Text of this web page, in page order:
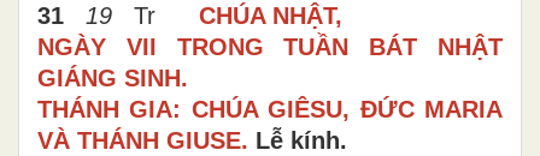
31 19 Tr CHÚA NHẬT,
NGÀY VII TRONG TUẦN BÁT NHẬT
GIÁNG SINH.
THÁNH GIA: CHÚA GIÊSU, ĐỨC MARIA
VÀ THÁNH GIUSE. Lễ kính.